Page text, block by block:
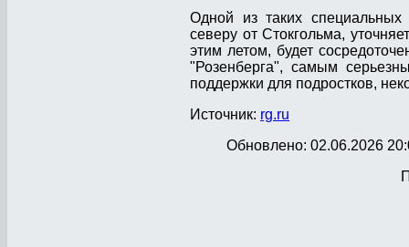
Одной из таких специальных
северу от Стокгольма,
этим летом, будет
"Розенберга", самым
поддержки для подростков,
Источник: rg.ru
Обновлено: 02.06.2026